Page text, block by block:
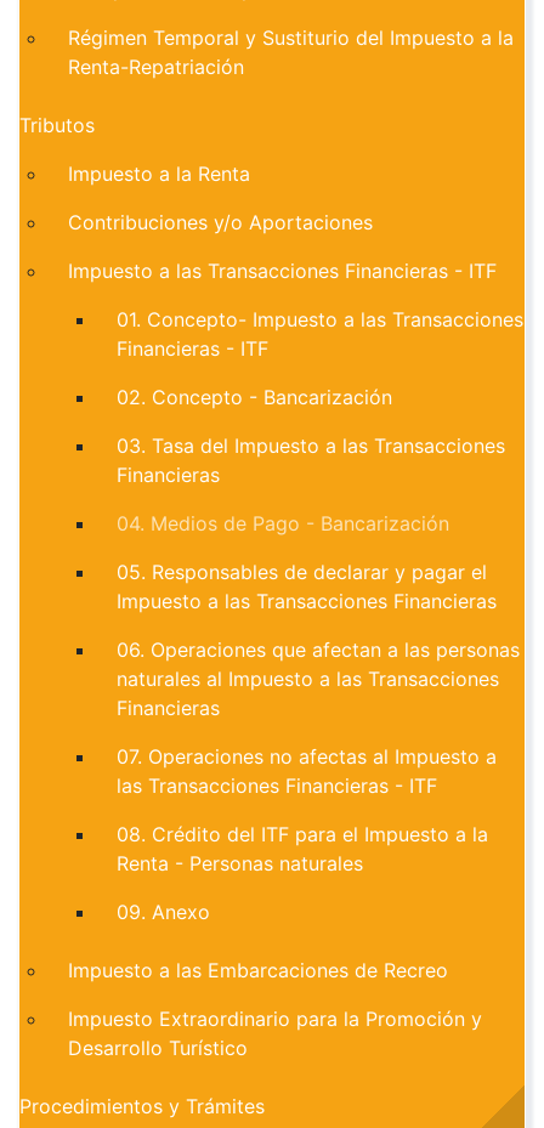
Régimen Temporal y Sustiturio del Impuesto a la
Renta-Repatriación
Tributos
Impuesto a la Renta
Contribuciones y/o Aportaciones
Impuesto a las Transacciones Financieras - ITF
01. Concepto- Impuesto a las Transacciones
Financieras - ITF
02. Concepto - Bancarización
03. Tasa del Impuesto a las Transacciones
Financieras
04. Medios de Pago - Bancarización
05. Responsables de declarar y pagar el
Impuesto a las Transacciones Financieras
06. Operaciones que afectan a las personas
naturales al Impuesto a las Transacciones
Financieras
07. Operaciones no afectas al Impuesto a
las Transacciones Financieras - ITF
08. Crédito del ITF para el Impuesto a la
Renta - Personas naturales
09. Anexo
Impuesto a las Embarcaciones de Recreo
Impuesto Extraordinario para la Promoción y
Desarrollo Turístico
Procedimientos y Trámites